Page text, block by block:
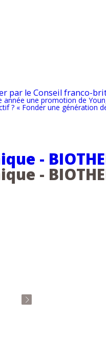
par le Conseil franco-
une promotion de
? « Fonder une
-
-